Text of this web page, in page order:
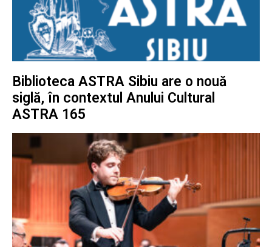
Biblioteca ASTRA Sibiu are o nouă
siglă, în contextul Anului Cultural
ASTRA 165